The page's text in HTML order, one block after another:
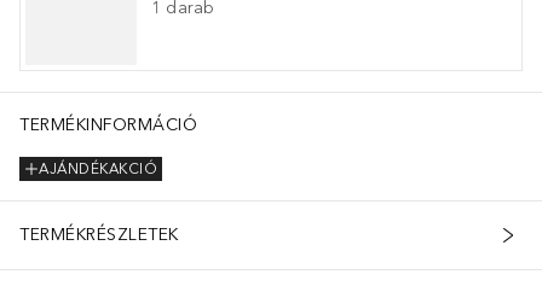
1 darab
TERMÉKINFORMÁCIÓ
AJÁNDÉKAKCIÓ
TERMÉKRÉSZLETEK